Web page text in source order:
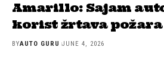
Amarillo: Sajam
korist žrtava požara
BYAUTO GURU JUNE 4, 2026